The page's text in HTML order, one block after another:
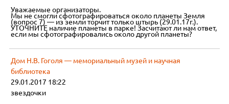
Уважаемые организаторы.
Мы не смогли сфотографироваться около планеты Земля
(вопрос 7) — из земли торчит только штырь (29.01.17г.).
УТОЧНИТЕ наличие планеты в парке! Засчитают ли нам ответ,
если мы сфотографировались около другой планеты?
Дом Н.В. Гоголя — мемориальный музей и научная
библиотека
29.01.2017 18:22
звездочки